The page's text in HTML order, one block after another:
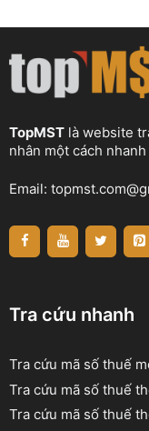
TopMST là website
nhân một cách
Email:
Tra cứu nhanh
Tra cứu mã số thuế
Tra cứu mã số thuế
Tra cứu mã số thuế